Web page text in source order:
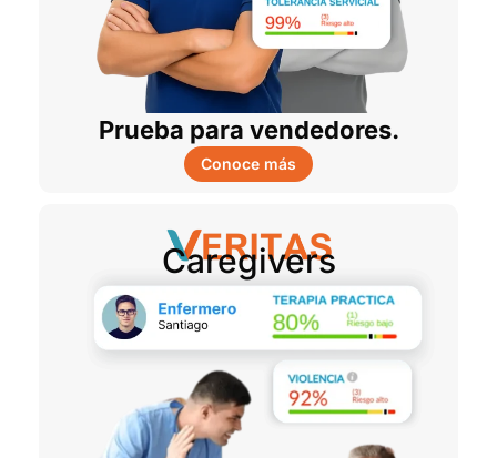
Prueba para vendedores.
Conoce más
Caregivers